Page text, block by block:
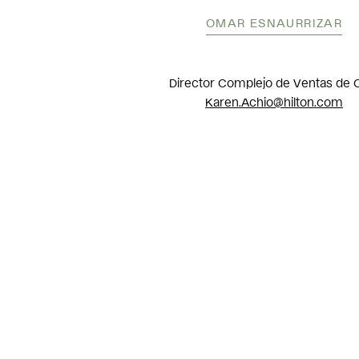
OMAR ESNAURRIZAR
Director Complejo de Ventas de
Karen.Achio@hilton.com